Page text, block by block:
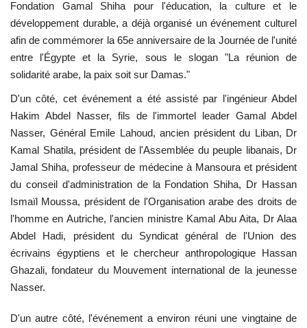
Équipe de travail
Les pionniers
Le citoyen mondial
Documents
L'exposition
Références
Gallery
Nos Partenaires
opportunités
Fondation Gamal Shiha pour l'éducation, la culture et le
développement durable, a déjà organisé un événement culturel
afin de commémorer la 65e anniversaire de la Journée de l'unité
entre l'Égypte et la Syrie, sous le slogan "La réunion de
solidarité arabe, la paix soit sur Damas."
D'un côté, cet événement a été assisté par l'ingénieur Abdel
Hakim Abdel Nasser, fils de l'immortel leader Gamal Abdel
Nasser, Général Emile Lahoud, ancien président du Liban, Dr
Kamal Shatila, président de l'Assemblée du peuple libanais, Dr
Jamal Shiha, professeur de médecine à Mansoura et président
du conseil d'administration de la Fondation Shiha, Dr Hassan
Ismaïl Moussa, président de l'Organisation arabe des droits de
l'homme en Autriche, l'ancien ministre Kamal Abu Aita, Dr Alaa
Abdel Hadi, président du Syndicat général de l'Union des
écrivains égyptiens et le chercheur anthropologique Hassan
Ghazali, fondateur du Mouvement international de la jeunesse
Nasser.
D'un autre côté, l'événement a environ réuni une vingtaine de